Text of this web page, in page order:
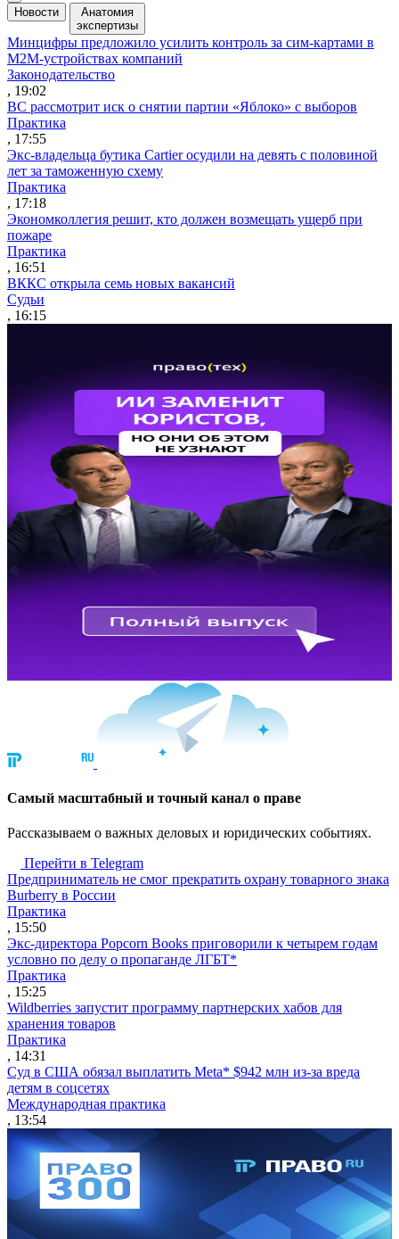
Новости
Анатомия
экспертизы
Минцифры предложило усилить контроль за сим-картами в
M2M-устройствах компаний
Законодательство
, 19:02
ВС рассмотрит иск о снятии партии «Яблоко» с выборов
Практика
, 17:55
Экс-владельца бутика Cartier осудили на девять с половиной
лет за таможенную схему
Практика
, 17:18
Экономколлегия решит, кто должен возмещать ущерб при
пожаре
Практика
, 16:51
ВККС открыла семь новых вакансий
Судьи
, 16:15
Cамый масштабный и точный канал о праве
Рассказываем о важных деловых и юридических событиях.
Перейти в Telegram
Предприниматель не смог прекратить охрану товарного знака
Burberry в России
Практика
, 15:50
Экс-директора Popcorn Books приговорили к четырем годам
условно по делу о пропаганде ЛГБТ*
Практика
, 15:25
Wildberries запустит программу партнерских хабов для
хранения товаров
Практика
, 14:31
Суд в США обязал выплатить Meta* $942 млн из-за вреда
детям в соцсетях
Международная практика
, 13:54